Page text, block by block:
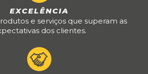
EXCELÊNCIA
e serviços que superam as
dos clientes.